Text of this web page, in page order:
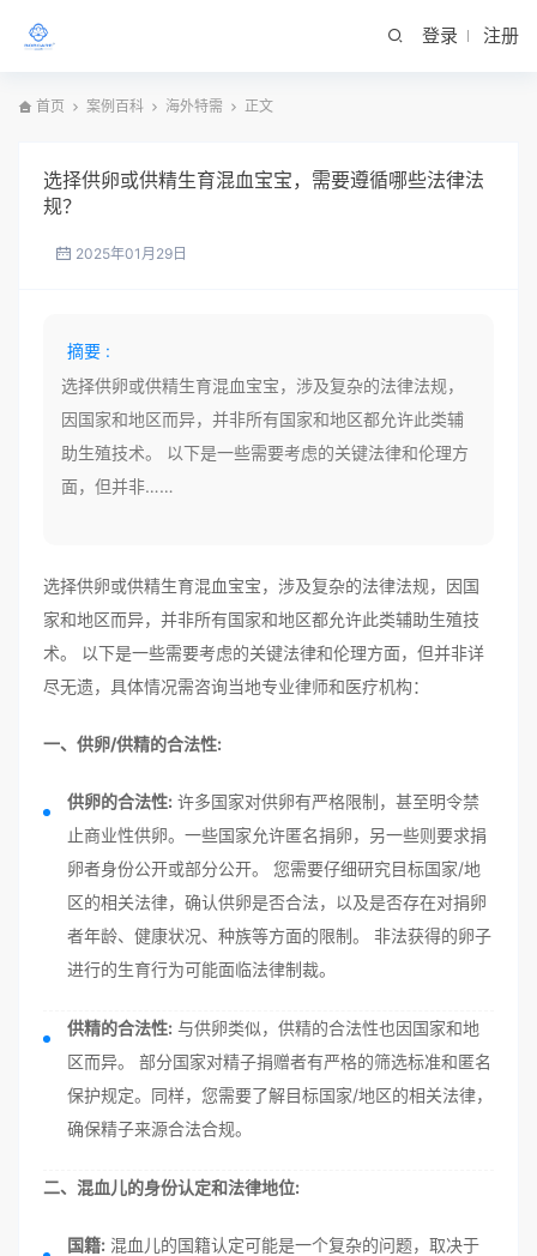
登录 注册
首页 案例百科 海外特需 正文
选择供卵或供精生育混血宝宝，需要遵循哪些法律法
规？
2025年01月29日
摘要 :
选择供卵或供精生育混血宝宝，涉及复杂的法律法规，
因国家和地区而异，并非所有国家和地区都允许此类辅
助生殖技术。 以下是一些需要考虑的关键法律和伦理方
面，但并非……
选择供卵或供精生育混血宝宝，涉及复杂的法律法规，因国
家和地区而异，并非所有国家和地区都允许此类辅助生殖技
术。 以下是一些需要考虑的关键法律和伦理方面，但并非详
尽无遗，具体情况需咨询当地专业律师和医疗机构：
一、供卵/供精的合法性:
供卵的合法性: 许多国家对供卵有严格限制，甚至明令禁
止商业性供卵。一些国家允许匿名捐卵，另一些则要求捐
卵者身份公开或部分公开。 您需要仔细研究目标国家/地
区的相关法律，确认供卵是否合法，以及是否存在对捐卵
者年龄、健康状况、种族等方面的限制。 非法获得的卵子
进行的生育行为可能面临法律制裁。
供精的合法性: 与供卵类似，供精的合法性也因国家和地
区而异。 部分国家对精子捐赠者有严格的筛选标准和匿名
保护规定。同样，您需要了解目标国家/地区的相关法律，
确保精子来源合法合规。
二、混血儿的身份认定和法律地位:
国籍: 混血儿的国籍认定可能是一个复杂的问题，取决于